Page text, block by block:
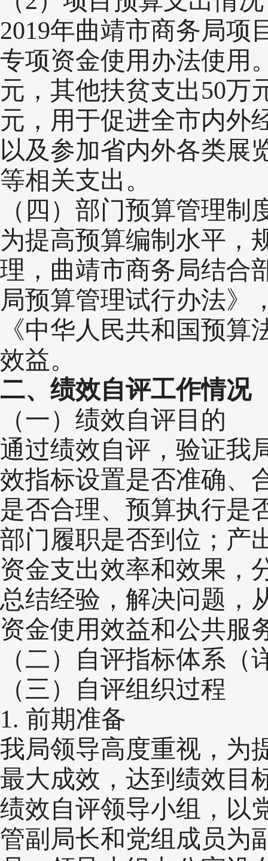
2019年曲靖市商务局项
专项资金使用办法使用
元，其他扶贫支出50万
元，用于促进全市内外
以及参加省内外各类展
等相关支出。
（四）部门预算管理制
为提高预算编制水平，
理，曲靖市商务局结合
局预算管理试行办法》
《中华人民共和国预
效益。
二、绩效自评工作情况
（一）绩效自评目的
通过绩效自评，验证我
效指标设置是否准确、
是否合理、预算执行是
部门履职是否到位；产
资金支出效率和效果，
总结经验，解决问题，
资金使用效益和公共服
（二）自评指标体系（
（三）自评组织过程
1. 前期准备
我局领导高度重视，为
最大成效，达到绩效目
绩效自评领导小组，以
管副局长和党组成员为